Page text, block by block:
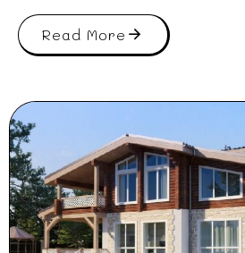
Read More